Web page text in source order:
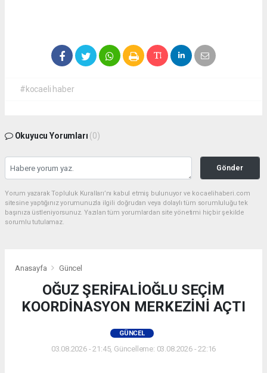
#kocaeli haber
Okuyucu Yorumları (0)
Gönder
Yorum yazarak Topluluk Kuralları’nı kabul etmiş bulunuyor ve kocaelihaberi.com
sitesine yaptığınız yorumunuzla ilgili doğrudan veya dolaylı tüm sorumluluğu tek
başınıza üstleniyorsunuz. Yazılan tüm yorumlardan site yönetimi hiçbir şekilde
sorumlu tutulamaz.
Anasayfa Güncel
OĞUZ ŞERİFALİOĞLU SEÇİM
KOORDİNASYON MERKEZİNİ AÇTI
GÜNCEL
03.08.2026 - 21:45, Güncelleme: 03.08.2026 - 22:16